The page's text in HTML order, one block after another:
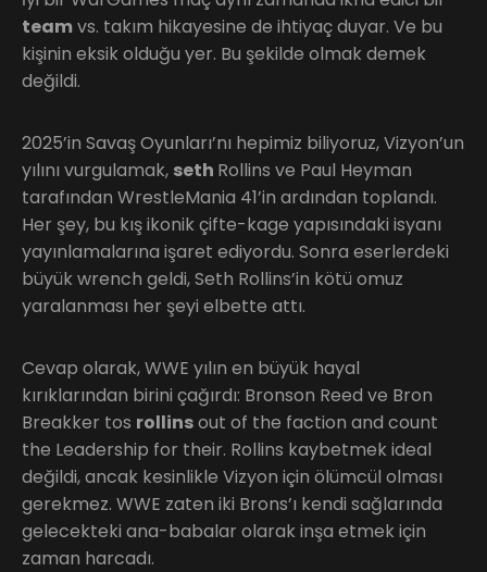
teamvs. takım hikayesine de ihtiyaç duyar. Ve bu
kişinin eksik olduğu yer. Bu şekilde olmak demek
değildi.
2025’in Savaş Oyunları’nı hepimiz biliyoruz, Vizyon’un
yılını vurgulamak, seth Rollins ve Paul Heyman
tarafından WrestleMania 41’in ardından toplandı.
Her şey, bu kış ikonik çifte-kage yapısındaki isyanı
yayınlamalarına işaret ediyordu. Sonra eserlerdeki
büyük wrench geldi, Seth Rollins’in kötü omuz
yaralanması her şeyi elbette attı.
Cevap olarak, WWE yılın en büyük hayal
kırıklarından birini çağırdı: Bronson Reed ve Bron
Breakker tos rollinsout of the faction and count
the Leadership for their. Rollins kaybetmek ideal
değildi, ancak kesinlikle Vizyon için ölümcül olması
gerekmez. WWE zaten iki Brons’ı kendi sağlarında
gelecekteki ana-babalar olarak inşa etmek için
zaman harcadı.